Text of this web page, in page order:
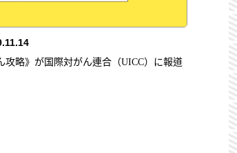
攻略》が国際対がん連合（UICC）に報道